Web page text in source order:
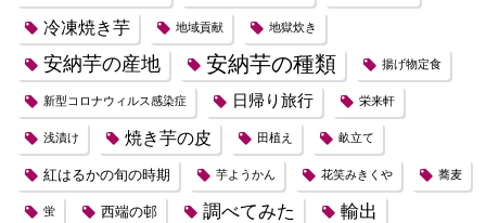
冷凍焼き芋 地域貢献 地獄炊き
安納芋の産地 安納芋の種類 揚げ物定食
新型コロナウィルス感染症 日帰り旅行 栄来軒
浅漬け 焼き芋の皮 田植え 畝立て
紅はるかの旬の時期 芋ようかん 花笑みきくや 蕎麦
蛍 西端の邨 調べてみた 輸出